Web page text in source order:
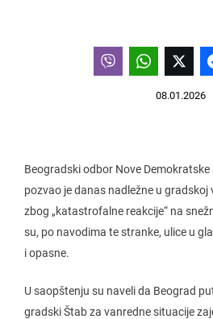
08.01.2026
Beogradski odbor Nove Demokratske
pozvao je danas nadležne u
zbog „katastrofalne reakcije“ na
su, po navodima te stranke, ulice u
i opasne.
U saopštenju su naveli da Beograd
gradski Štab za vanredne situacije